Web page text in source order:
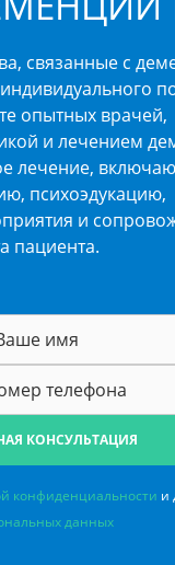
связанные с
опытных врачей,
и лечением
лечение,
психоэдукацию,
и
пациента.
КОНСУЛЬТАЦИЯ
конфиденциальности и
данных